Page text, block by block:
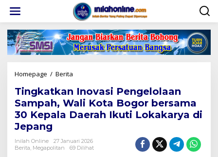
konten
Homepage / Berita
Pengelolaan
Sampah,
Wali
Kota
30
Kepala
Tingkatkan Inovasi Pengelolaan
Sampah, Wali Kota Bogor bersama
30 Kepala Daerah Ikuti Lokakarya di
Jepang
Inilah Online
27 Januari 2026
Berita Megapolitan 69 Dilihat